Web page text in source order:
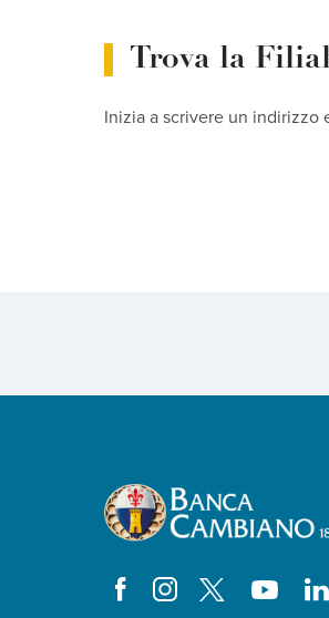
Trova la
Inizia a scrivere un indirizzo